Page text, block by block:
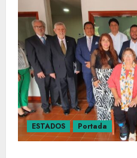
ESTADOS Portada